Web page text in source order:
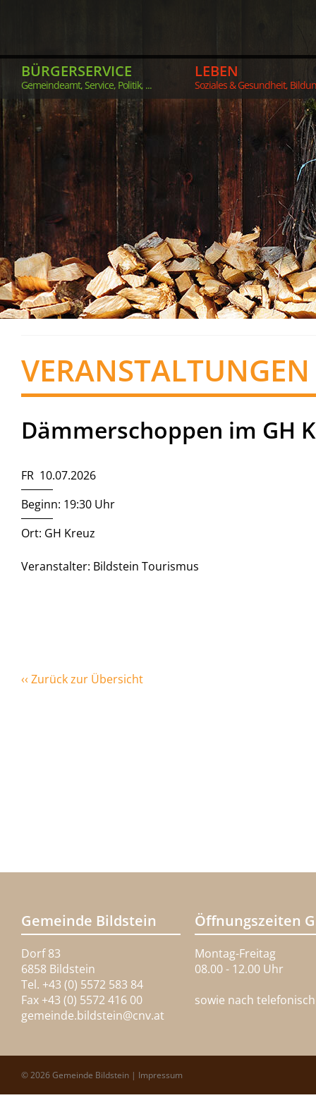
BÜRGERSERVICE
Gemeindeamt, Service, Politik, ...
LEBEN
Soziales & Gesundheit,
VERANSTALTUNGEN
Dämmerschoppen im GH
FR 10.07.2026
Beginn: 19:30 Uhr
Ort: GH Kreuz
Veranstalter: Bildstein Tourismus
‹‹ Zurück zur Übersicht
Gemeinde Bildstein
Dorf 83
6858 Bildstein
Tel. +43 (0) 5572 583 84
Fax +43 (0) 5572 416 00
gemeinde.bildstein@cnv.at
Öffnungszeiten
Montag-Freitag
08.00 - 12.00 Uhr
sowie nach
© 2026 Gemeinde Bildstein | Impressum